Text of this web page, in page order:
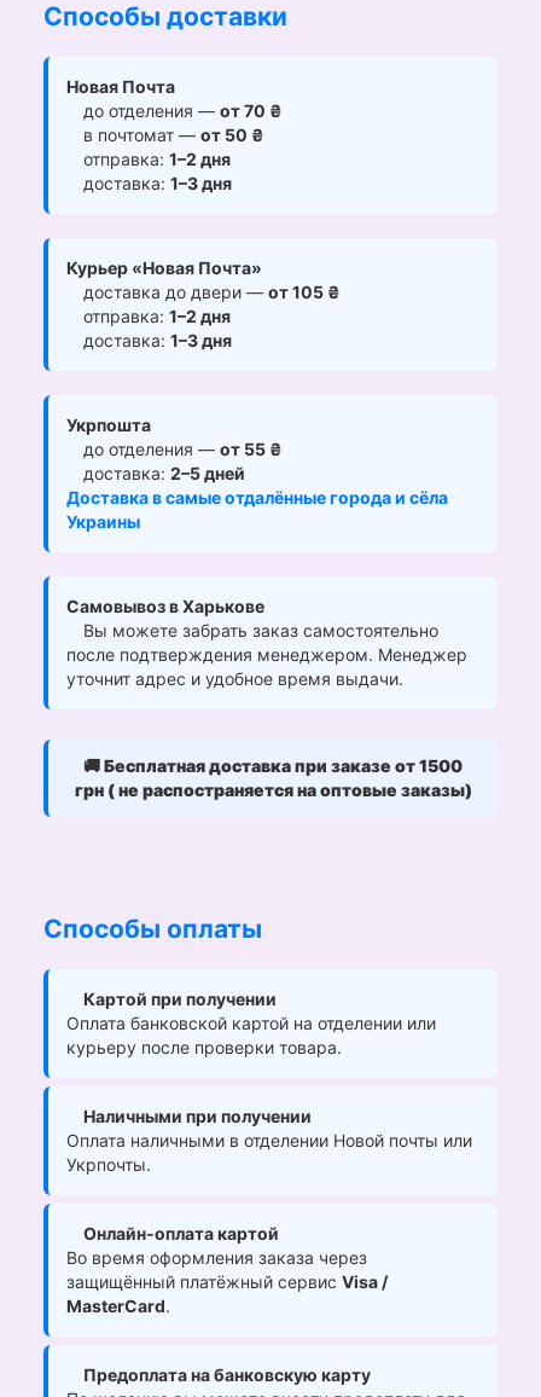
Способы доставки
Новая Почта
до отделения — от 70 ₴
в почтомат — от 50 ₴
отправка: 1–2 дня
доставка: 1–3 дня
Курьер «Новая Почта»
доставка до двери — от 105 ₴
отправка: 1–2 дня
доставка: 1–3 дня
Укрпошта
до отделения — от 55 ₴
доставка: 2–5 дней
Доставка в самые отдалённые города и сёла
Украины
Самовывоз в Харькове
Вы можете забрать заказ самостоятельно
после подтверждения менеджером. Менеджер
уточнит адрес и удобное время выдачи.
🚚Бесплатная доставка при заказе от 1500
грн ( не распостраняется на оптовые заказы)
Способы оплаты
Картой при получении
Оплата банковской картой на отделении или
курьеру после проверки товара.
Наличными при получении
Оплата наличными в отделении Новой почты или
Укрпочты.
Онлайн-оплата картой
Во время оформления заказа через
защищённый платёжный сервис Visa /
MasterCard.
Предоплата на банковскую карту